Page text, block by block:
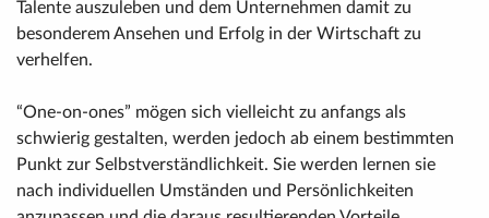
Talente auszuleben und dem Unternehmen damit zu
besonderem Ansehen und Erfolg in der Wirtschaft zu
verhelfen.
“One-on-ones” mögen sich vielleicht zu anfangs als
schwierig gestalten, werden jedoch ab einem bestimmten
Punkt zur Selbstverständlichkeit. Sie werden lernen sie
nach individuellen Umständen und Persönlichkeiten